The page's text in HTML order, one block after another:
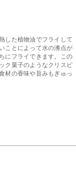
した植物油でフライして
ことによって水の沸点が
にフライできます。この
ク菓子のようなクリスピ
材の香味や旨みもぎゅっ